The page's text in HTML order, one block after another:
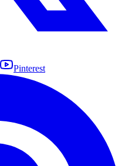
Pinterest